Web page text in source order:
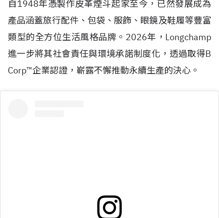
自1948年憑製作皮革煙斗起家至今，已然發展成為
產品涵蓋旅行配件、包袋、服飾、眼鏡及鞋履等豐富
類型的全方位生活風格品牌。2026年，Longchamp
進一步將其社會責任與環境承諾制度化，透過取得B
Corp™企業認證，嶄露不懈推動永續生產的決心。